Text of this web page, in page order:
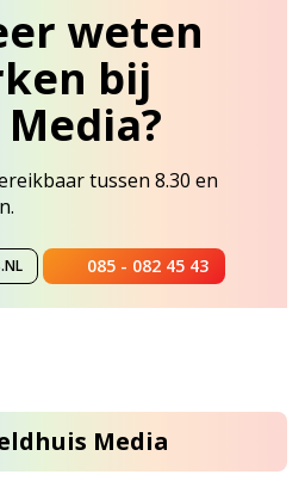
weten
bij
tussen 8.30 en
085 - 082 45 43
Media